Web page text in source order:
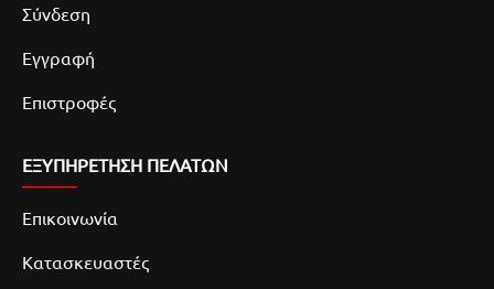
Σύνδεση
Εγγραφή
Επιστροφές
ΕΞΥΠΗΡΕΤΗΣΗ ΠΕΛΑΤΩΝ
Επικοινωνία
Κατασκευαστές